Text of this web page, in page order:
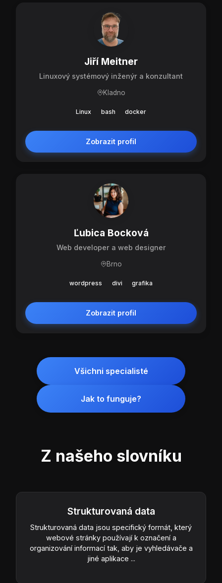
Jiří Meitner
Linuxový systémový inženýr a konzultant
Kladno
Linux bash docker
Zobrazit profil
Ľubica Bocková
Web developer a web designer
Brno
wordpress divi grafika
Zobrazit profil
Všichni specialisté
Jak to funguje?
Z našeho slovníku
Strukturovaná data
Strukturovaná data jsou specifický formát, který
webové stránky používají k označení a
organizování informací tak, aby je vyhledávače a
jiné aplikace ...